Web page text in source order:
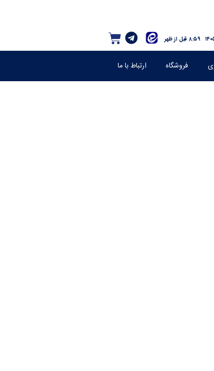
۸:۵۹ قبل از ظهر
فروشگاه ارتباط با ما